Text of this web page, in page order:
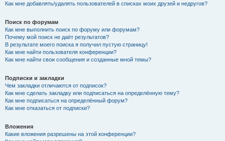
Как мне добавлять/удалять пользователей в списках моих друзей и недругов?
Поиск по форумам
Как мне выполнить поиск по форуму или форумам?
Почему мой поиск не даёт результатов?
В результате моего поиска я получил пустую страницу!
Как мне найти пользователя конференции?
Как мне найти свои сообщения и созданные мной темы?
Подписки и закладки
Чем закладки отличаются от подписок?
Как мне сделать закладку или подписаться на определённую тему?
Как мне подписаться на определённый форум?
Как мне отказаться от подписки?
Вложения
Какие вложения разрешены на этой конференции?